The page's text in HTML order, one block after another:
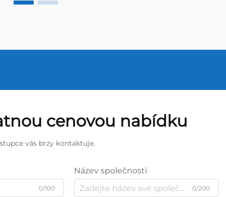
cenovou nabídku
vás brzy kontaktuje.
0/100
Název společnosti
0/200